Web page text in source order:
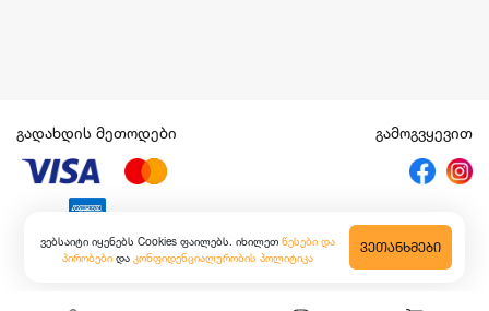
ვებსაიტი იყენებს Cookies ფაილებს. იხილეთ წესები და
პირობები და კონფიდენციალურობის პოლიტიკა
ᲕᲔᲗᲐᲜᲮᲛᲔᲑᲘ
გადახდის მეთოდები გამოგვყევით